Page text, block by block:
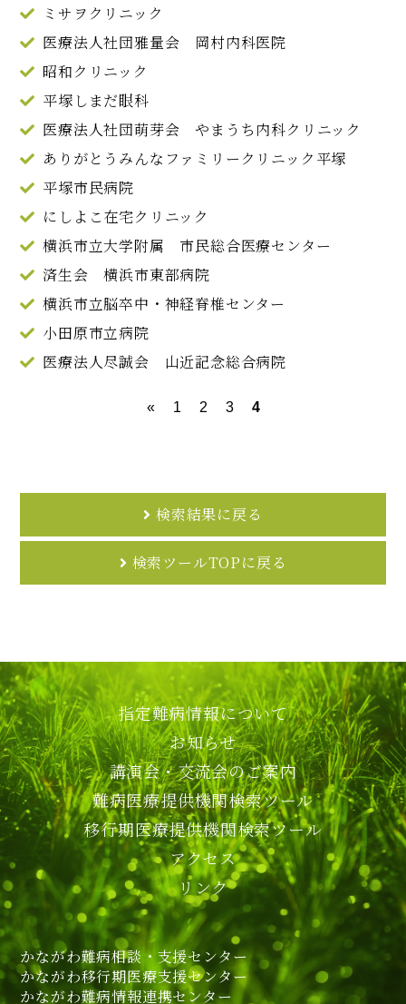
ミサヲクリニック
医療法人社団雅量会 岡村内科医院
昭和クリニック
平塚しまだ眼科
医療法人社団萌芽会 やまうち内科クリニック
ありがとうみんなファミリークリニック平塚
平塚市民病院
にしよこ在宅クリニック
横浜市立大学附属 市民総合医療センター
済生会 横浜市東部病院
横浜市立脳卒中・神経脊椎センター
小田原市立病院
医療法人尽誠会 山近記念総合病院
« 1 2 3 4
検索結果に戻る
検索ツールTOPに戻る
指定難病情報について
お知らせ
講演会・交流会のご案内
難病医療提供機関検索ツール
移行期医療提供機関検索ツール
アクセス
リンク
かながわ難病相談・支援センター
かながわ移行期医療支援センター
かながわ難病情報連携センター